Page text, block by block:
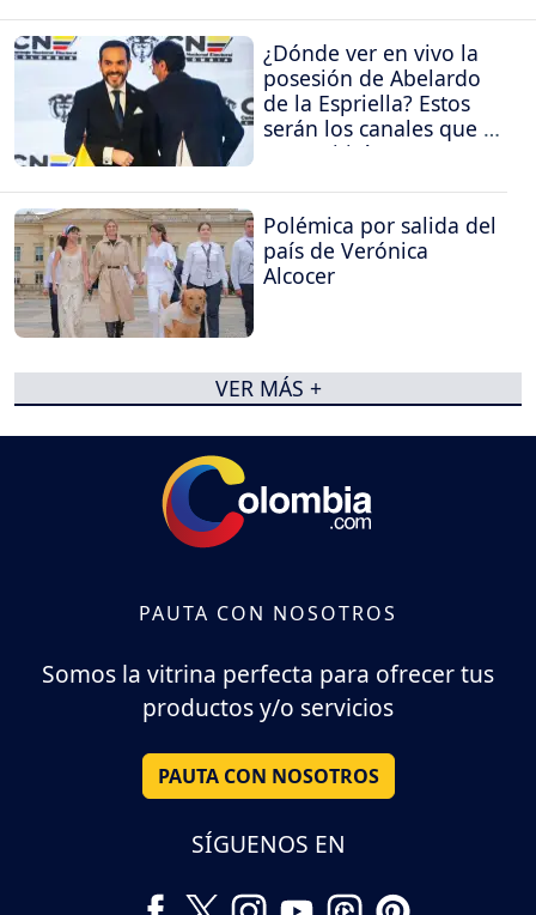
¿Dónde ver en vivo la
posesión de Abelardo
de la Espriella? Estos
serán los canales que la
transmitirán
Polémica por salida del
país de Verónica
Alcocer
VER MÁS +
PAUTA CON NOSOTROS
Somos la vitrina perfecta para ofrecer tus
productos y/o servicios
PAUTA CON NOSOTROS
SÍGUENOS EN